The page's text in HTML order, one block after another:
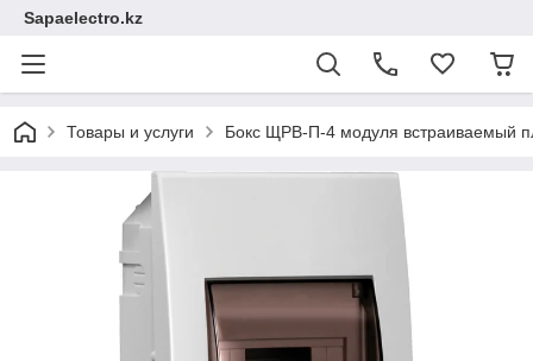
Sapaelectro.kz
Товары и услуги Бокс ЩРВ-П-4 модуля встраиваемый